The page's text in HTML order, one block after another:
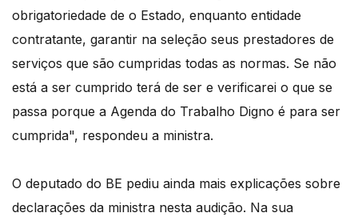
obrigatoriedade de o Estado, enquanto entidade
contratante, garantir na seleção seus prestadores de
serviços que são cumpridas todas as normas. Se não
está a ser cumprido terá de ser e verificarei o que se
passa porque a Agenda do Trabalho Digno é para ser
cumprida", respondeu a ministra.
O deputado do BE pediu ainda mais explicações sobre
declarações da ministra nesta audição. Na sua